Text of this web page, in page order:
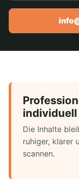
individuell
Die Inhalte
ruhiger, klarer
scannen.